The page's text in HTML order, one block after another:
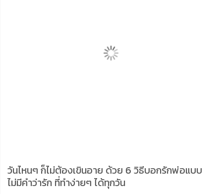
วันไหนๆ ก็ไม่ต้องเขินอาย ด้วย 6 วิธีบอกรักพ่อแบบ
ไม่มีคำว่ารัก ที่ทำง่ายๆ ได้ทุกวัน